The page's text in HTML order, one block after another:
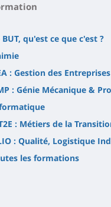
BUT, qu'est ce que c'est ?
: Gestion des
: Génie Mécanique &
: Métiers de la
: Qualité, Logistique
les formations